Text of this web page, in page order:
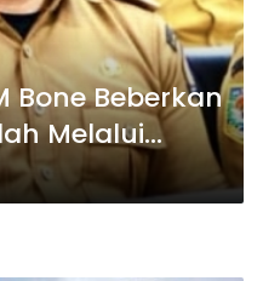
Bone Beberkan
Melalui